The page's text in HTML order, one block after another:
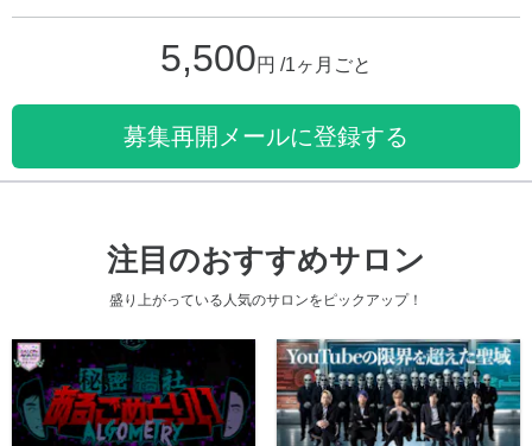
5,500円 /1ヶ月ごと
募集再開メールに登録する
注目のおすすめサロン
盛り上がっている人気のサロンをピックアップ！